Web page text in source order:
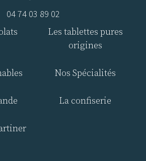
04 74 03 89 02
Les tablettes pures
origines
Nos Spécialités
La confiserie